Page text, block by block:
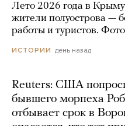
Лето 2026 года в
жители полуострова —
работы и туристов.
ИСТОРИИ день назад
Reuters: США
бывшего морпеха
отбывает срок в